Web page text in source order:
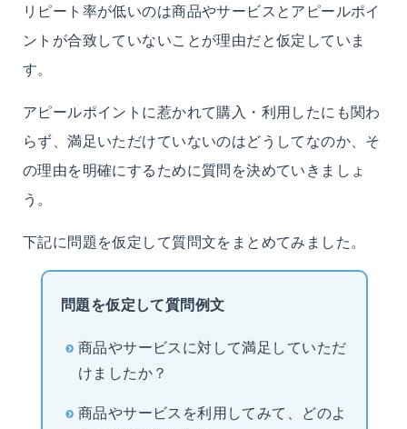
リピート率が低いのは商品やサービスとアピールポイ
ントが合致していないことが理由だと仮定していま
す。
アピールポイントに惹かれて購入・利用したにも関わ
らず、満足いただけていないのはどうしてなのか、そ
の理由を明確にするために質問を決めていきましょ
う。
下記に問題を仮定して質問文をまとめてみました。
問題を仮定して質問例文
商品やサービスに対して満足していただ
けましたか？
商品やサービスを利用してみて、どのよ